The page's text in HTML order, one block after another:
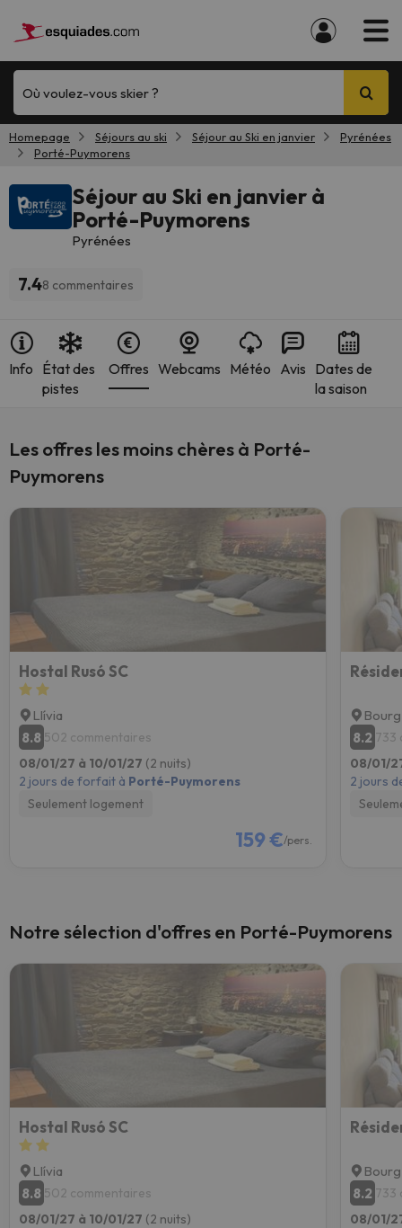
Où voulez-vous skier ?
Homepage Séjours au ski Séjour au Ski en janvier
Pyrénées
Porté-Puymorens
Séjour au Ski en janvier à
Porté-Puymorens
Pyrénées
7.48 commentaires
Info État des
pistes
Offres Webcams Météo Avis Dates de
la saison
Les offres les moins chères à Porté-
Puymorens
Hostal Rusó SC
Llívia
8.8 502 commentaires
08/01/27 à 10/01/27 (2 nuits)
2 jours de forfait à Porté-Puymorens
Seulement logement
159 €/pers.
8.2 733
08/01/
2 jours
Notre sélection d'offres en Porté-Puymorens
Hostal Rusó SC
Llívia
8.8 502 commentaires
08/01/27 à 10/01/27 (2 nuits)
8.2 733
08/01/